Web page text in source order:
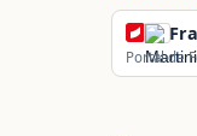
Portal de